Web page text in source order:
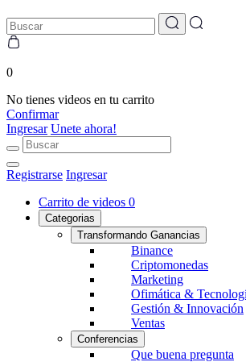
0
No tienes videos en tu carrito
Confirmar
Ingresar Unete ahora!
Registrarse Ingresar
Carrito de videos 0
Categorias
Transformando Ganancias
Binance
Criptomonedas
Marketing
Ofimática &
Gestión & Innovación
Ventas
Conferencias
Que buena pregunta